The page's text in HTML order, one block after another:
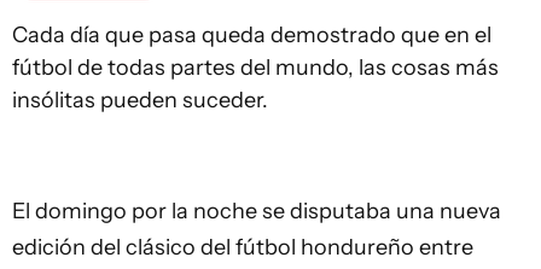
Cada día que pasa queda demostrado que en el
fútbol de todas partes del mundo, las cosas más
insólitas pueden suceder.
El domingo por la noche se disputaba una nueva
edición del clásico del fútbol hondureño entre